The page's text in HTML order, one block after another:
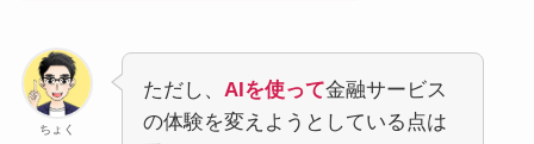
ちょく
ただし、 AIを使って金融サービス
の体験を変えようとしている点は